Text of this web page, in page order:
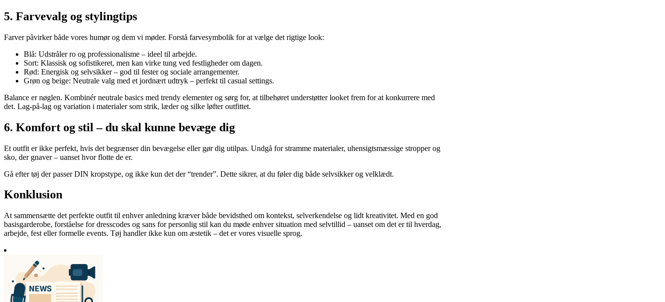
5. Farvevalg og stylingtips
Farver påvirker både vores humør og dem vi møder. Forstå farvesymbolik for at vælge det rigtige look:
Blå: Udstråler ro og professionalisme – ideel til arbejde.
Sort: Klassisk og sofistikeret, men kan virke tung ved festligheder om dagen.
Rød: Energisk og selvsikker – god til fester og sociale arrangementer.
Grøn og beige: Neutrale valg med et jordnært udtryk – perfekt til casual settings.
Balance er nøglen. Kombinér neutrale basics med trendy elementer og sørg for, at tilbehøret understøtter looket frem for at konkurrere med
det. Lag-på-lag og variation i materialer som strik, læder og silke løfter outfittet.
6. Komfort og stil – du skal kunne bevæge dig
Et outfit er ikke perfekt, hvis det begrænser din bevægelse eller gør dig utilpas. Undgå for stramme materialer, uhensigtsmæssige stropper og
sko, der gnaver – uanset hvor flotte de er.
Gå efter tøj der passer DIN kropstype, og ikke kun det der “trender”. Dette sikrer, at du føler dig både selvsikker og velklædt.
Konklusion
At sammensætte det perfekte outfit til enhver anledning kræver både bevidsthed om kontekst, selverkendelse og lidt kreativitet. Med en god
basisgarderobe, forståelse for dresscodes og sans for personlig stil kan du møde enhver situation med selvtillid – uanset om det er til hverdag,
arbejde, fest eller formelle events. Tøj handler ikke kun om æstetik – det er vores visuelle sprog.